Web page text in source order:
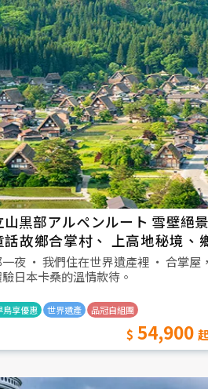
山黒部アルペンルート 雪壁絕
話故鄉合掌村、 上高地秘境、
古街町5日
夜 ‧ 我們住在世界遺產裡 ‧ 合掌屋，
日本卡桑的溫情款待。
鳥享優惠 世界遺產 品冠自組團
54,900